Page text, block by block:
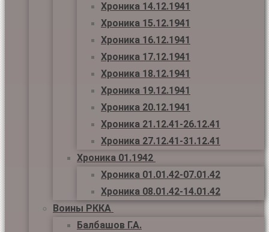
Хроника 14.12.1941
Хроника 15.12.1941
Хроника 16.12.1941
Хроника 17.12.1941
Хроника 18.12.1941
Хроника 19.12.1941
Хроника 20.12.1941
Хроника 21.12.41-26.12.41
Хроника 27.12.41-31.12.41
Хроника 01.1942
Хроника 01.01.42-07.01.42
Хроника 08.01.42-14.01.42
Воины РККА
Балбашов Г.А.